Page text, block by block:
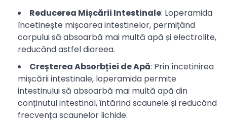
Reducerea Mișcării Intestinale: Loperamida
încetinește mișcarea intestinelor, permițând
corpului să absoarbă mai multă apă și electrolite,
reducând astfel diareea.
Creșterea Absorbției de Apă: Prin încetinirea
mișcării intestinale, loperamida permite
intestinului să absoarbă mai multă apă din
conținutul intestinal, întărind scaunele și reducând
frecvența scaunelor lichide.